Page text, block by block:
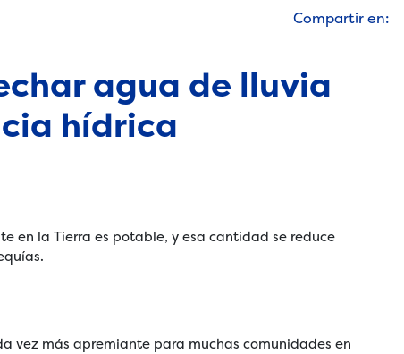
Compartir en:
agua de lluvia
hídrica
en la Tierra es potable, y esa cantidad se reduce
vez más apremiante para muchas comunidades en